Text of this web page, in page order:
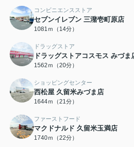
コンビニエンスストア
セブンイレブン 三潴壱町原店
1081ｍ（14分）
ドラッグストア
ドラッグストアコスモス みづま
1562ｍ（20分）
ショッピングセンター
西松屋 久留米みづま店
1644ｍ（21分）
ファーストフード
マクドナルド 久留米玉満店
1740ｍ（22分）